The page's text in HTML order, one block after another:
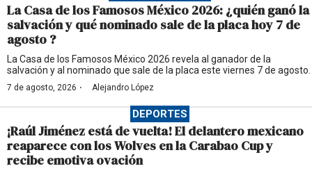
La Casa de los Famosos México 2026: ¿quién ganó la
salvación y qué nominado sale de la placa hoy 7 de
agosto ?
La Casa de los Famosos México 2026 revela al ganador de la
salvación y al nominado que sale de la placa este viernes 7 de agosto.
7 de agosto, 2026 · Alejandro López
DEPORTES
¡Raúl Jiménez está de vuelta! El delantero mexicano
reaparece con los Wolves en la Carabao Cup y
recibe emotiva ovación